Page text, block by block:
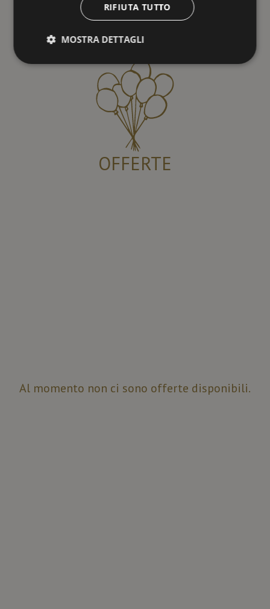
OFFERTE
Al momento non ci sono offerte disponibili.
RIFIUTA TUTTO
MOSTRA DETTAGLI